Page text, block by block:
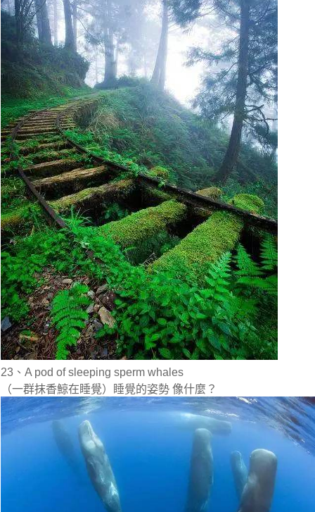
23、A pod of sleeping sperm whales
（一群抹香鯨在睡覺）睡覺的姿勢 像什麼？